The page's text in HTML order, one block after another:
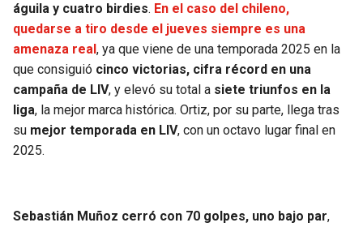
águila y cuatro birdies. En el caso del chileno,
quedarse a tiro desde el jueves siempre es una
amenaza real , ya que viene de una temporada 2025 en la
que consiguió cinco victorias, cifra récord en una
campaña de LIV, y elevó su total a siete triunfos en la
liga, la mejor marca histórica. Ortiz, por su parte, llega tras
su mejor temporada en LIV, con un octavo lugar final en
2025.
Sebastián Muñoz cerró con 70 golpes, uno bajo par,